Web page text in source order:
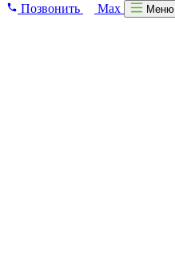
Позвонить
Max Меню